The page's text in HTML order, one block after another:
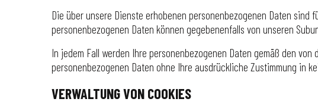
Die über unsere Dienste erhobenen personenbezogenen Daten sind
personenbezogenen Daten können gegebenenfalls von unseren
In jedem Fall werden Ihre personenbezogenen Daten gemäß den
personenbezogenen Daten ohne Ihre ausdrückliche Zustimmung in
VERWALTUNG VON COOKIES